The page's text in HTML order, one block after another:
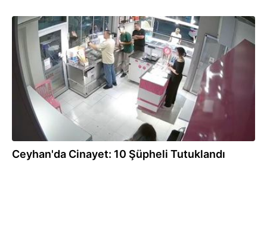
04.08.2026
Ceyhan'da Cinayet: 10 Şüpheli Tutuklandı